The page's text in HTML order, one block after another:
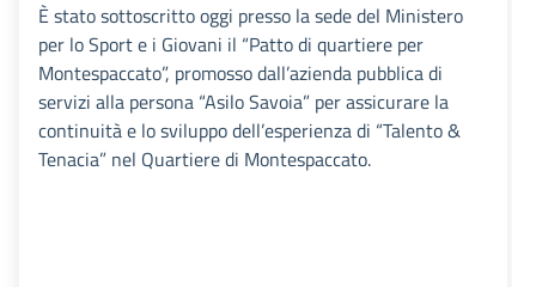
È stato sottoscritto oggi presso la sede del Ministero
per lo Sport e i Giovani il “Patto di quartiere per
Montespaccato”, promosso dall’azienda pubblica di
servizi alla persona “Asilo Savoia” per assicurare la
continuità e lo sviluppo dell’esperienza di “Talento &
Tenacia” nel Quartiere di Montespaccato.